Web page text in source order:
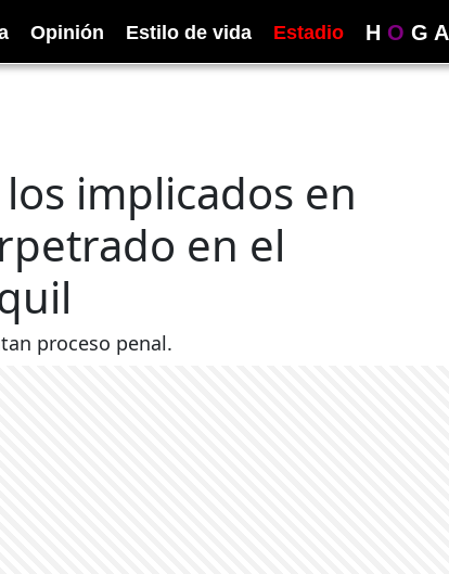
Opinión Estilo de vida Estadio H O G A
implicados en
en el
proceso penal.